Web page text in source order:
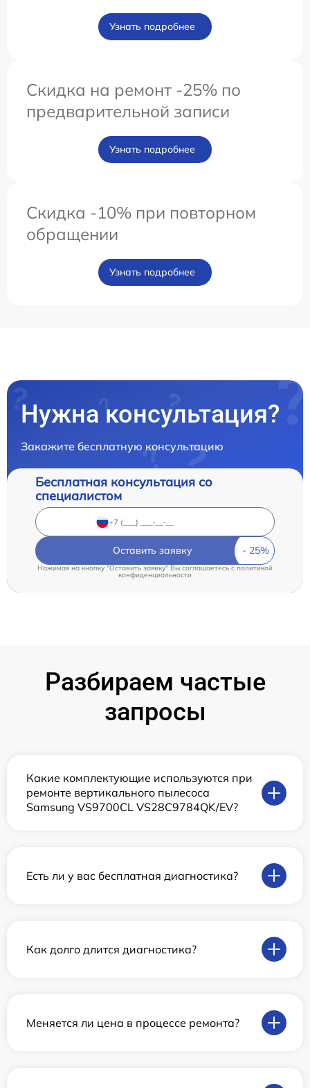
Узнать подробнее
Скидка на ремонт -25% по
предварительной записи
Узнать подробнее
Скидка -10% при повторном
обращении
Узнать подробнее
Нужна консультация?
Закажите бесплатную консультацию
Бесплатная консультация со
специалистом
Оставить заявку
Нажимая на кнопку "Оставить заявку" Вы соглашаетесь c политикой
конфиденциальности
Разбираем частые
запросы
Какие комплектующие используются при
ремонте вертикального пылесоса
Samsung VS9700CL VS28C9784QK/EV?
Есть ли у вас бесплатная диагностика?
Как долго длится диагностика?
Меняется ли цена в процессе ремонта?